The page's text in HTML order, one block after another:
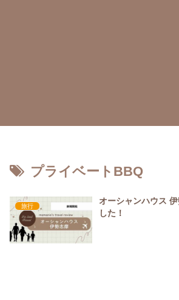
プライベートBBQ
旅行
オーシャンハウス
した！